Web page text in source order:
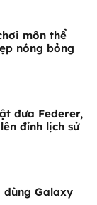
môn thể
nóng bỏng
đưa Federer,
đỉnh lịch sử
dùng Galaxy